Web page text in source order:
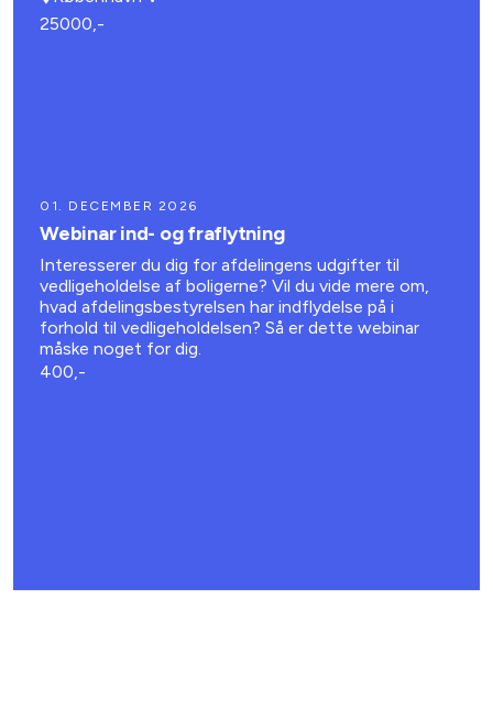
25000,-
01. DECEMBER 2026
Webinar ind- og fraflytning
Interesserer du dig for afdelingens udgifter til
vedligeholdelse af boligerne? Vil du vide mere om,
hvad afdelingsbestyrelsen har indflydelse på i
forhold til vedligeholdelsen? Så er dette webinar
måske noget for dig.
400,-